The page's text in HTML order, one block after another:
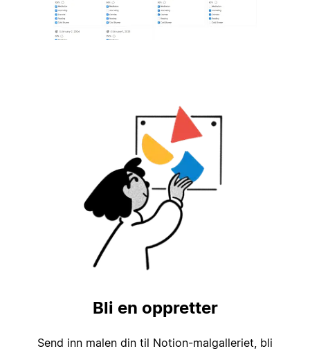
Bli en oppretter
Send inn malen din til Notion-malgalleriet, bli